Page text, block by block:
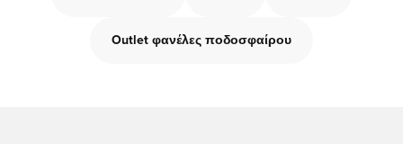
Outlet φανέλες ποδοσφαίρου